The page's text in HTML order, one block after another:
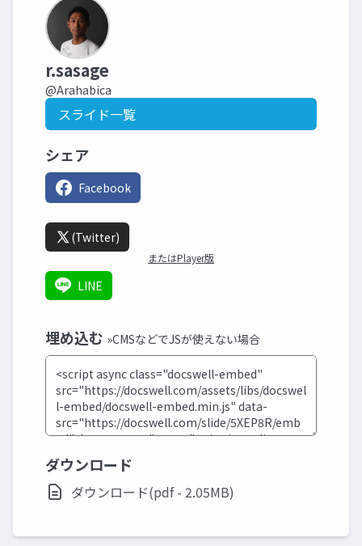
r.sasage
@Arahabica
スライド一覧
シェア
Facebook
(Twitter)
またはPlayer版
LINE
埋め込む »CMSなどでJSが使えない場合
ダウンロード
ダウンロード(pdf - 2.05MB)